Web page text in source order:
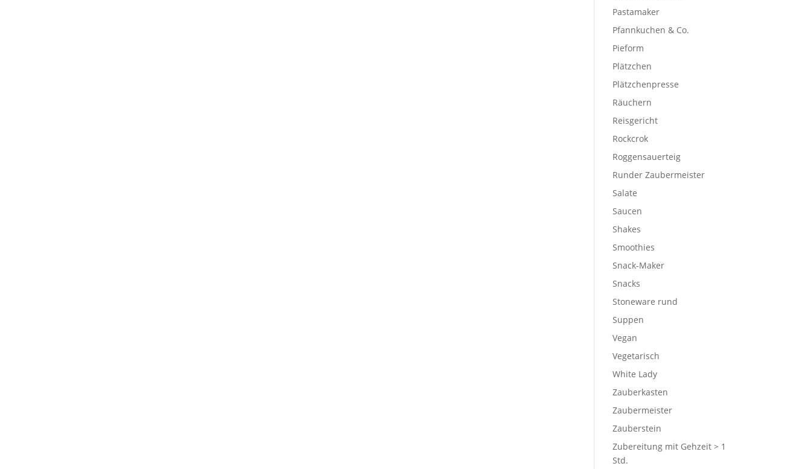
Pastamaker
Pfannkuchen & Co.
Pieform
Plätzchen
Plätzchenpresse
Räuchern
Reisgericht
Rockcrok
Roggensauerteig
Runder Zaubermeister
Salate
Saucen
Shakes
Smoothies
Snack-Maker
Snacks
Stoneware rund
Suppen
Vegan
Vegetarisch
White Lady
Zauberkasten
Zaubermeister
Zauberstein
Zubereitung mit Gehzeit > 1
Std.